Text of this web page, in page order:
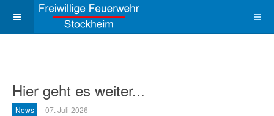
Hier geht es weiter...
News 07. Juli 2026